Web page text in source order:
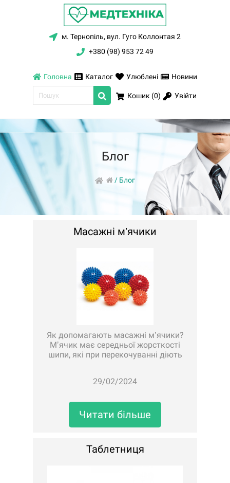
м. Тернопіль, вул. Гуго Коллонтая 2
+380 (98) 953 72 49
Головна Каталог Улюблені Новини
Кошик (0) Увійти
Блог
/ Блог
Масажні мʼячики
Як допомагають масажні мʼячики?
Мʼячик має середньої жорсткості
шипи, які при перекочуванні діють
покращуємо його.Ефективність
загальнозміцнюючий вплив;•
вдосконалюють живлення..
29/02/2024
Читати більше
Таблетниця